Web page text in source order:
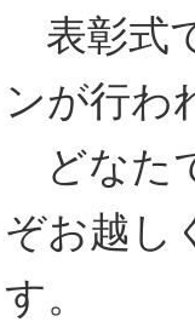
表彰式
ンが行わ
どなた
ぞお越し
す。